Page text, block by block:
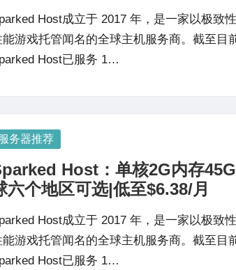
Host成立于 2017 年，是一家以极致
能游戏托管闻名的全球主机服务商。截至目
Host已服务 1…
务器推荐
Host：单核2G内存
六个地区可选|低至$6.38/月
Host成立于 2017 年，是一家以极致
能游戏托管闻名的全球主机服务商。截至目
Host已服务 1…